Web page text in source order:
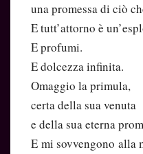
una promessa di ciò
E tutt’attorno è
E profumi.
E dolcezza infinita.
Omaggio la primula,
certa della sua venuta
e della sua eterna
E mi sovvengono alla